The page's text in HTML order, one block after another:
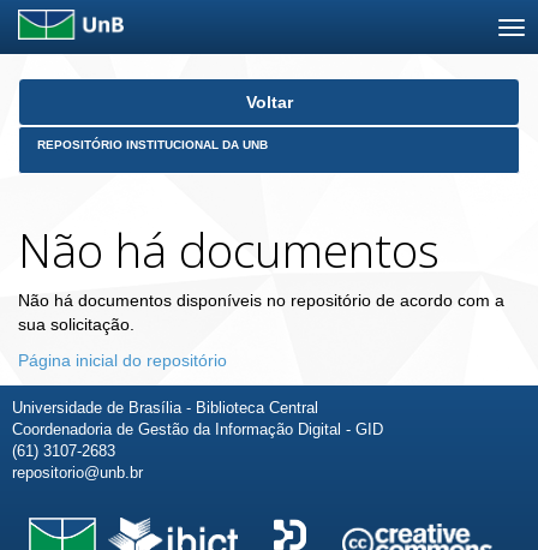
Skip
Voltar
REPOSITÓRIO INSTITUCIONAL DA UNB
Não há documentos
Não há documentos disponíveis no repositório de acordo com a
sua solicitação.
Página inicial do repositório
Universidade de Brasília - Biblioteca Central
Coordenadoria de Gestão da Informação Digital - GID
(61) 3107-2683
repositorio@unb.br